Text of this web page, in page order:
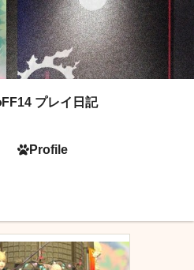
FF14 プレイ日記
Profile